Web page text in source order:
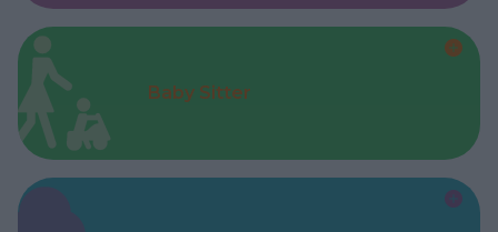
Baby Sitter